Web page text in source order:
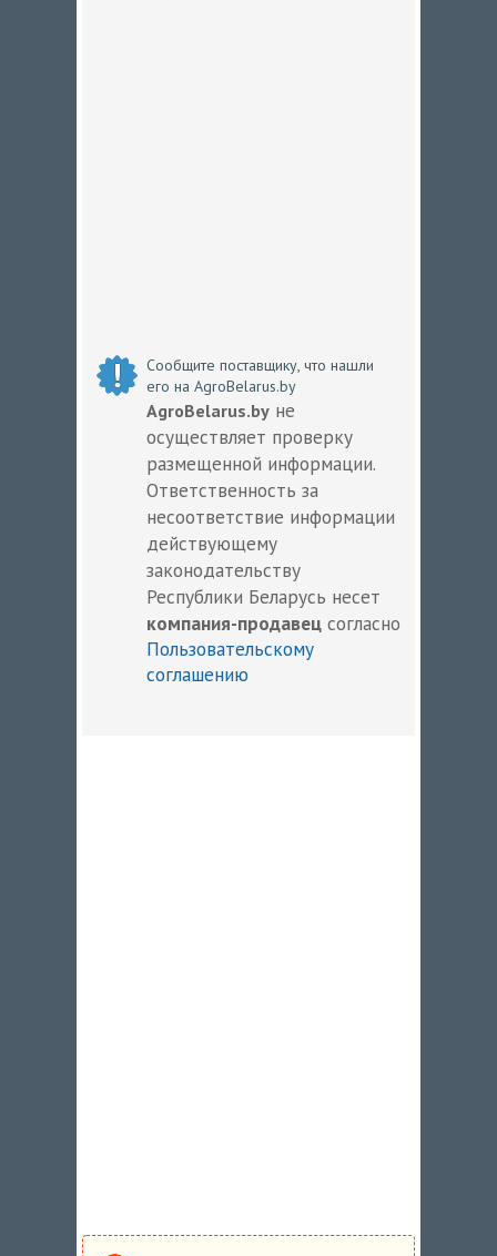
Сообщите поставщику, что нашли
его на AgroBelarus.by
AgroBelarus.by не
осуществляет проверку
размещенной информации.
Ответственность за
несоответствие информации
действующему
законодательству
Республики Беларусь несет
компания-продавец согласно
Пользовательскому
соглашению